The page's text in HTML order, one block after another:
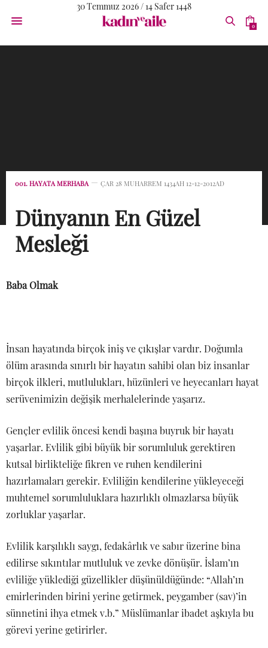
30 Temmuz 2026 / 14 Safer 1448
0
001. HAYATA MERHABA ÇAR 28 MUHARREM 1434AH 12-12-2012AD
Dünyanın En Güzel
Mesleği
Baba Olmak
İnsan hayatında birçok iniş ve çıkışlar vardır. Doğumla
ölüm arasında sınırlı bir hayatın sahibi olan biz insanlar
birçok ilkleri, mutlulukları, hüzünleri ve heyecanları hayat
serüvenimizin değişik merhalelerinde yaşarız.
Gençler evlilik öncesi kendi başına buyruk bir hayatı
yaşarlar. Evlilik gibi büyük bir sorumluluk gerektiren
kutsal birlikteliğe fikren ve ruhen kendilerini
hazırlamaları gerekir. Evliliğin kendilerine yükleyeceği
muhtemel sorumluluklara hazırlıklı olmazlarsa büyük
zorluklar yaşarlar.
Evlilik karşılıklı saygı, fedakârlık ve sabır üzerine bina
edilirse sıkıntılar mutluluk ve zevke dönüşür. İslam’ın
evliliğe yüklediği güzellikler düşünüldüğünde: “Allah’ın
emirlerinden birini yerine getirmek, peygamber (sav)’in
sünnetini ihya etmek v.b.” Müslümanlar ibadet aşkıyla bu
görevi yerine getirirler.